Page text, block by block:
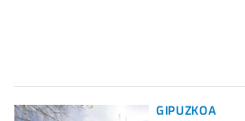
GIPUZKOA